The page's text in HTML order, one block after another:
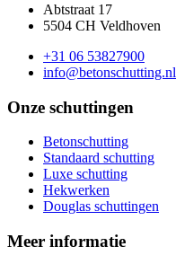
Abtstraat 17
5504 CH Veldhoven
+31 06 53827900
info@betonschutting.nl
Onze schuttingen
Betonschutting
Standaard schutting
Luxe schutting
Hekwerken
Douglas schuttingen
Meer informatie